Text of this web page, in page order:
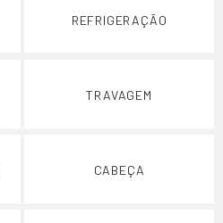
REFRIGERAÇÃO
TRAVAGEM
CABEÇA